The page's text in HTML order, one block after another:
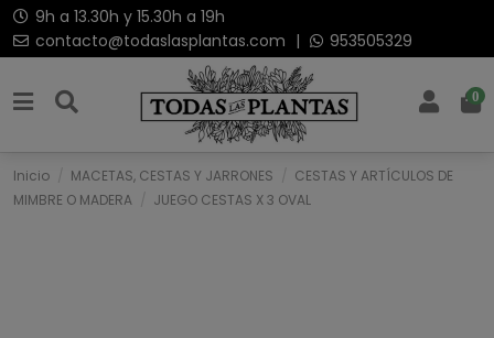
9h a 13.30h y 15.30h a 19h
contacto@todaslasplantas.com | 953505329
0
Inicio MACETAS, CESTAS Y JARRONES
CESTAS Y ARTÍCULOS DE
MIMBRE O MADERA
JUEGO CESTAS X 3 OVAL